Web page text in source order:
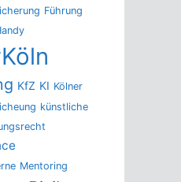
Führung
KfZ KI Kölner
künstliche
Mentoring